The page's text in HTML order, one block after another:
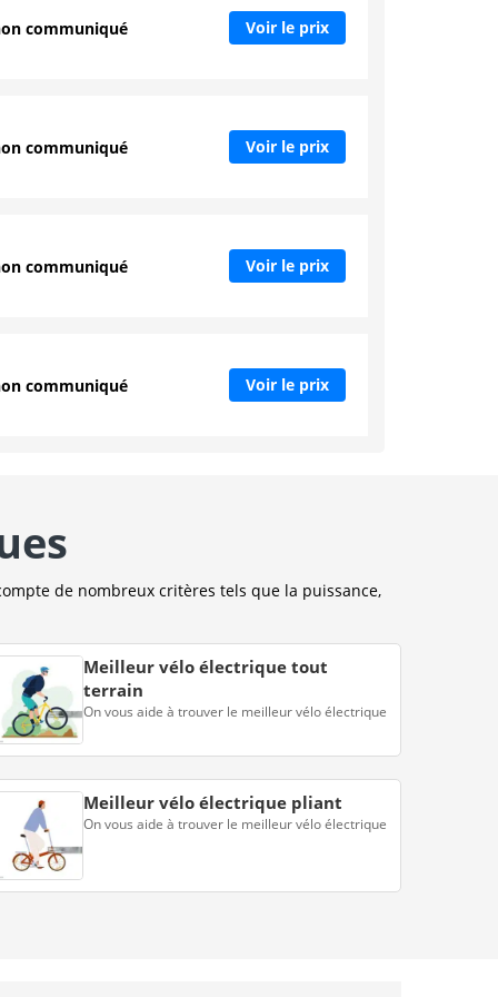
communiqué Voir le prix
communiqué Voir le prix
communiqué Voir le prix
communiqué Voir le prix
de nombreux critères tels que la puissance,
Meilleur vélo électrique tout
terrain
On vous aide à trouver le meilleur vélo électrique
Meilleur vélo électrique pliant
On vous aide à trouver le meilleur vélo électrique